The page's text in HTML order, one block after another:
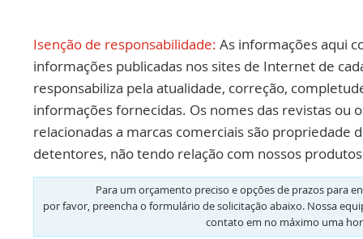
Isenção de responsabilidade: As informações aqui
informações publicadas nos sites de Internet de
responsabiliza pela atualidade, correção,
informações fornecidas. Os nomes das revistas ou
relacionadas a marcas comerciais são propriedade
detentores, não tendo relação com nossos
Para um orçamento preciso e opções de prazos para
por favor, preencha o formulário de solicitação abaixo. Nossa
contato em no máximo uma